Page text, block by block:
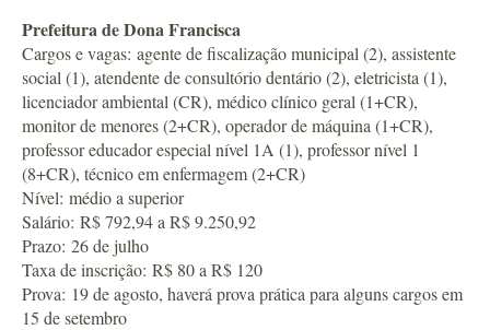
Prefeitura de Dona Francisca
Cargos e vagas: agente de fiscalização municipal (2), assistente
social (1), atendente de consultório dentário (2), eletricista (1),
licenciador ambiental (CR), médico clínico geral (1+CR),
monitor de menores (2+CR), operador de máquina (1+CR),
professor educador especial nível 1A (1), professor nível 1
(8+CR), técnico em enfermagem (2+CR)
Nível: médio a superior
Salário: R$ 792,94 a R$ 9.250,92
Prazo: 26 de julho
Taxa de inscrição: R$ 80 a R$ 120
Prova: 19 de agosto, haverá prova prática para alguns cargos em
15 de setembro